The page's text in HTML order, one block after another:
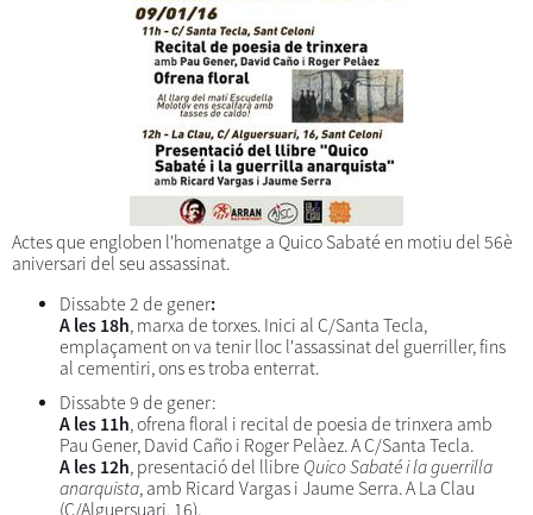
Actes que engloben l'homenatge a Quico Sabaté en motiu del 56è
aniversari del seu assassinat.
Dissabte 2 de gener:
A les 18h, marxa de torxes. Inici al C/Santa Tecla,
emplaçament on va tenir lloc l'assassinat del guerriller, fins
al cementiri, ons es troba enterrat.
Dissabte 9 de gener:
A les 11h, ofrena floral i recital de poesia de trinxera amb
Pau Gener, David Caño i Roger Pelàez. A C/Santa Tecla.
A les 12h, presentació del llibre Quico Sabaté i la guerrilla
anarquista, amb Ricard Vargas i Jaume Serra. A La Clau
(C/Alguersuari, 16).